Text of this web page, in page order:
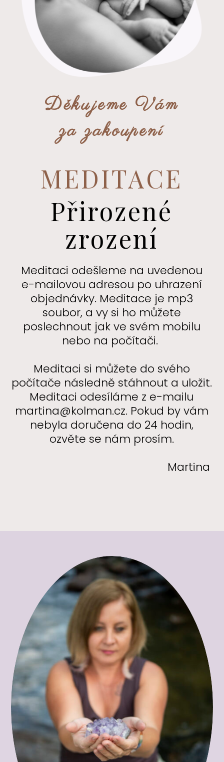
Děkujeme Vám
za zakoupení
MEDITACE
Přirozené
zrození
Meditaci odešleme na uvedenou
e-mailovou adresou po uhrazení
objednávky. Meditace je mp3
soubor, a vy si ho můžete
poslechnout jak ve svém mobilu
nebo na počítači.
Meditaci si můžete do svého
počítače následně stáhnout a uložit.
Meditaci odesíláme z e-mailu
martina@kolman.cz. Pokud by vám
nebyla doručena do 24 hodin,
ozvěte se nám prosím.
Martina